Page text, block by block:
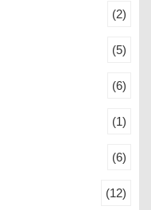
(2)
(5)
(6)
(1)
(6)
(12)